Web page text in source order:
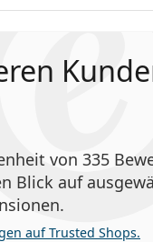
von 335
Blick auf
auf Trusted Shops.